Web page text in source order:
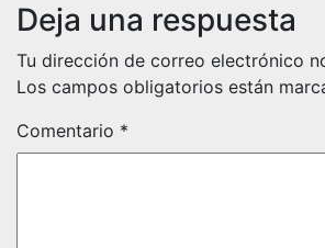
Deja una respuesta
Tu dirección de correo electrónico
Los campos obligatorios están
Comentario *